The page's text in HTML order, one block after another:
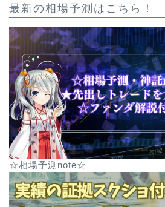
最新の相場予測はこちら！
☆相場予測note☆